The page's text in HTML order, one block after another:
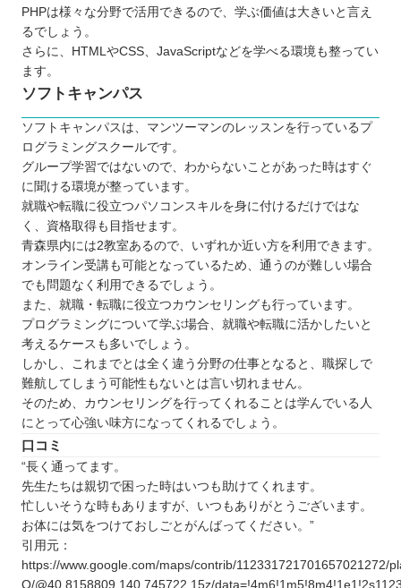
PHPは様々な分野で活用できるので、学ぶ価値は大きいと言え
るでしょう。
さらに、HTMLやCSS、JavaScriptなどを学べる環境も整ってい
ます。
ソフトキャンパス
ソフトキャンパスは、マンツーマンのレッスンを行っているプ
ログラミングスクールです。
グループ学習ではないので、わからないことがあった時はすぐ
に聞ける環境が整っています。
就職や転職に役立つパソコンスキルを身に付けるだけではな
く、資格取得も目指せます。
青森県内には2教室あるので、いずれか近い方を利用できます。
オンライン受講も可能となっているため、通うのが難しい場合
でも問題なく利用できるでしょう。
また、就職・転職に役立つカウンセリングも行っています。
プログラミングについて学ぶ場合、就職や転職に活かしたいと
考えるケースも多いでしょう。
しかし、これまでとは全く違う分野の仕事となると、職探しで
難航してしまう可能性もないとは言い切れません。
そのため、カウンセリングを行ってくれることは学んでいる人
にとって心強い味方になってくれるでしょう。
口コミ
“長く通ってます。
先生たちは親切で困った時はいつも助けてくれます。
忙しいそうな時もありますが、いつもありがとうございます。
お体には気をつけておしごとがんばってください。”
引用元：
https://www.google.com/maps/contrib/112331721701657021272/
Q/@40.8158809,140.745722,15z/